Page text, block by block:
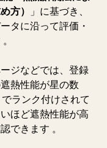
方）
」に基づき、
タに沿って評価・
ジなどでは、登録
熱性能が星の数
でランク付けされて
ほど遮熱性能が高
できます 。